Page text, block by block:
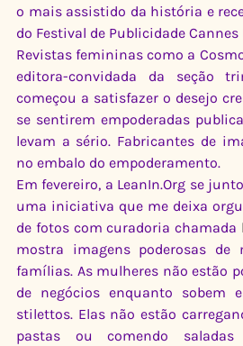
o mais assistido da história e
do Festival de Publicidade
Revistas femininas como a
editora-convidada da seção
começou a satisfazer o desejo
se sentirem empoderadas
levam a sério. Fabricantes de
no embalo do empoderamento.
Em fevereiro, a LeanIn.Org se
uma iniciativa que me deixa
de fotos com curadoria chamada
mostra imagens poderosas de
famílias. As mulheres não estão
de negócios enquanto sobem
stilettos. Elas não estão
pastas ou comendo